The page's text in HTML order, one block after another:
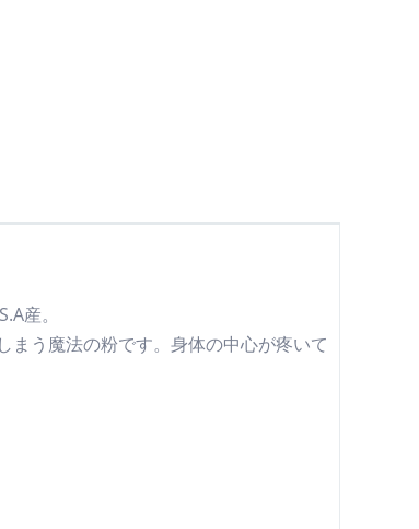
産。
まう魔法の粉です。身体の中心が疼いて